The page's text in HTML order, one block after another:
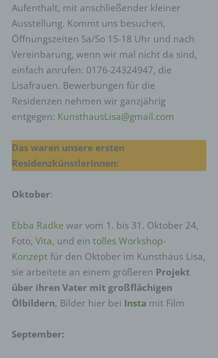
Aufenthalt, mit anschließender kleiner
Ausstellung. Kommt uns besuchen,
Öffnungszeiten Sa/So 15-18 Uhr und nach
Vereinbarung, wenn wir mal nicht da sind,
einfach anrufen: 0176-24324947, die
Lisafrauen. Bewerbungen für die
Residenzen nehmen wir ganzjährig
entgegen: KunsthausLisa@gmail.com
Das waren unsere ersten
Residenzkünstlerinnen:
Oktober:
Ebba Radke war vom 1. bis 31. Oktober 24,
Foto, Vita, und ein tolles Workshop-
Konzeptfür den Oktober im Kunsthaus Lisa,
sie arbeitete an einem größeren Projekt
über ihren Vater mit großflächigen
Ölbildern, Bilder hier bei Insta mit Film
September: